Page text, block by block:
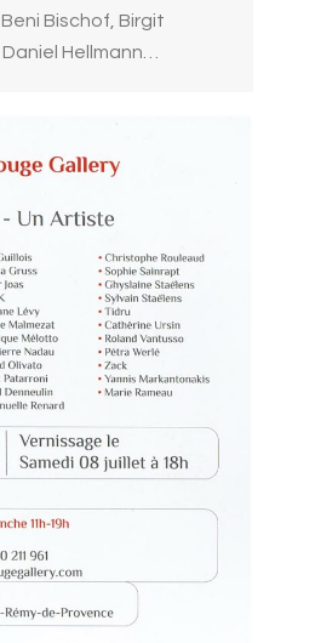
Bischof, Birgit
Hellmann…